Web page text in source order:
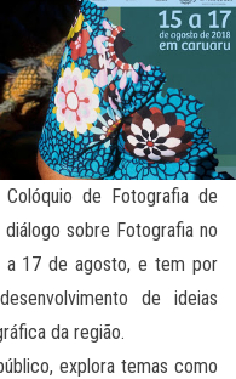
de Fotografia de
sobre Fotografia no
a 17 de agosto, e tem por
de ideias
da região.
explora temas como